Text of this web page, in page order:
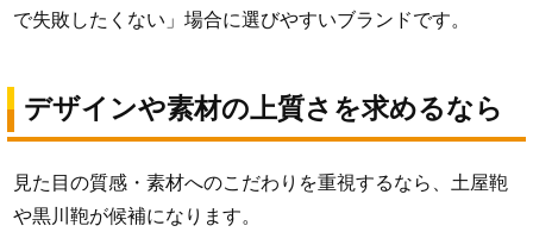
で失敗したくない」場合に選びやすいブランドです。
デザインや素材の上質さを求めるなら
見た目の質感・素材へのこだわりを重視するなら、土屋鞄
や黒川鞄が候補になります。